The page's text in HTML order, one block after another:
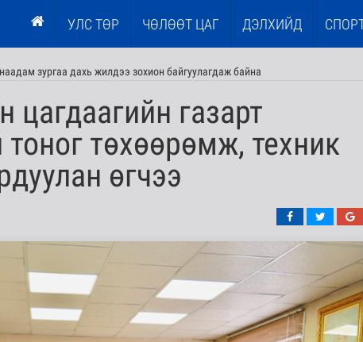
УЛС ТӨР ЧӨЛӨӨТ ЦАГ ДЭЛХИЙД
зургаа дахь жилдээ зохион байгуулагдаж байна
цагдаагийн газарт
төхөөрөмж, техник
өгчээ